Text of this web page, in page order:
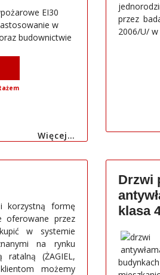
EI30
w
budownictwie
Więcej…
przez
2006/U/
korzystną formę
oferowane przez
w systemie
na rynku
ratalną (ŻAGIEL,
możemy
Drzwi
klasa